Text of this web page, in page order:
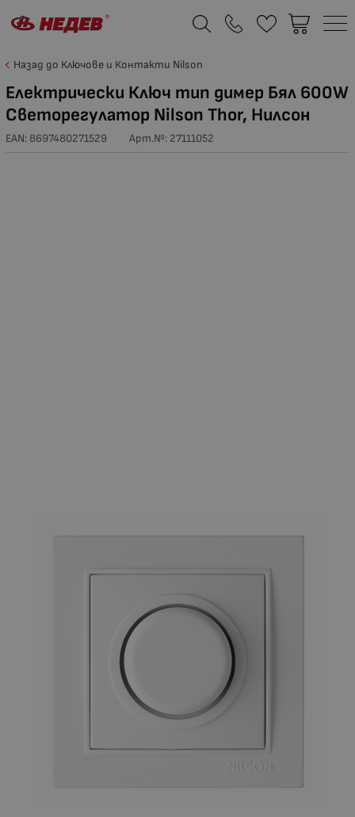
Назад до Ключове и Контакти Nilson
Електрически Ключ тип димер Бял 600W
Светорегулатор Nilson Thor, Нилсон
EAN: 8697480271529 Арт.№: 27111052